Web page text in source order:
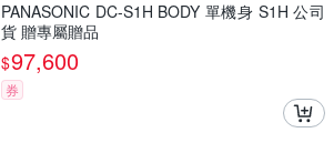
PANASONIC DC-S1H BODY 單機身 S1H 公司
貨 贈專屬贈品
$97,600
券